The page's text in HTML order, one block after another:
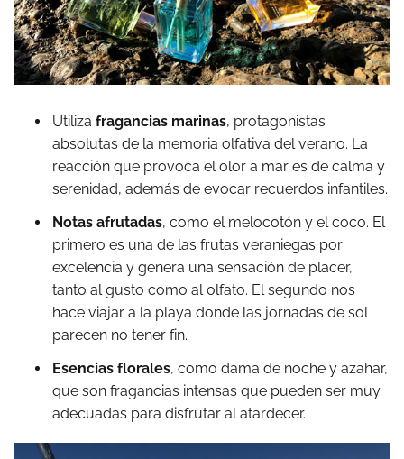
Utiliza fragancias marinas, protagonistas
absolutas de la memoria olfativa del verano. La
reacción que provoca el olor a mar es de calma y
serenidad, además de evocar recuerdos infantiles.
Notas afrutadas, como el melocotón y el coco. El
primero es una de las frutas veraniegas por
excelencia y genera una sensación de placer,
tanto al gusto como al olfato. El segundo nos
hace viajar a la playa donde las jornadas de sol
parecen no tener fin.
Esencias florales, como dama de noche y azahar,
que son fragancias intensas que pueden ser muy
adecuadas para disfrutar al atardecer.